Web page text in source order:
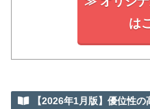
は
【2026年1月版】優位性